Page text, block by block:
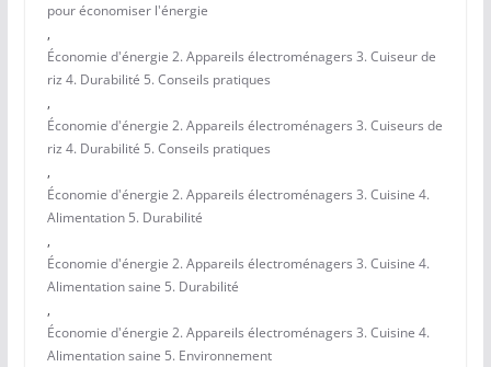
pour économiser l'énergie
,
Économie d'énergie 2. Appareils électroménagers 3. Cuiseur de
riz 4. Durabilité 5. Conseils pratiques
,
Économie d'énergie 2. Appareils électroménagers 3. Cuiseurs de
riz 4. Durabilité 5. Conseils pratiques
,
Économie d'énergie 2. Appareils électroménagers 3. Cuisine 4.
Alimentation 5. Durabilité
,
Économie d'énergie 2. Appareils électroménagers 3. Cuisine 4.
Alimentation saine 5. Durabilité
,
Économie d'énergie 2. Appareils électroménagers 3. Cuisine 4.
Alimentation saine 5. Environnement